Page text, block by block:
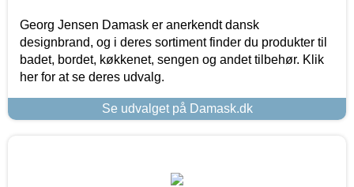
Georg Jensen Damask er anerkendt dansk
designbrand, og i deres sortiment finder du produkter til
badet, bordet, køkkenet, sengen og andet tilbehør. Klik
her for at se deres udvalg.
Se udvalget på Damask.dk